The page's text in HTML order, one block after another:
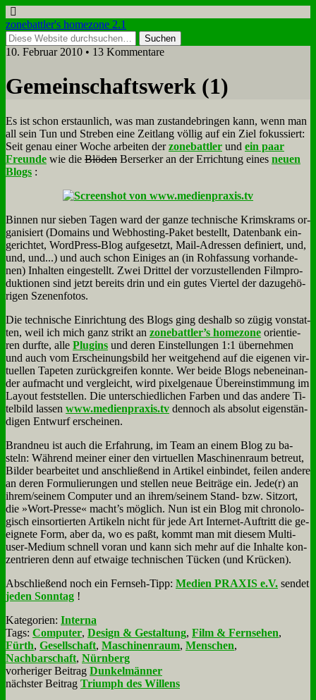
zonebattler's homezone 2.1
10. Februar 2010 • 13 Kommentare
Ge­mein­schafts­werk (1)
Es ist schon er­staun­lich, was man zu­stan­de­brin­gen kann, wenn man
all sein Tun und Stre­ben ei­ne Zeit­lang völ­lig auf ein Ziel fo­kus­siert:
Seit ge­nau ei­ner Wo­che ar­bei­ten derzone­batt­ler und ein paar
Freun­de wie die Blö­den Ber­ser­ker an der Er­rich­tung ei­nes neu­en
Blogs :
Bin­nen nur sie­ben Ta­gen ward der gan­ze tech­ni­sche Krims­krams or­
ga­ni­siert (Do­mains und Web­ho­sting-Pa­ket be­stellt, Da­ten­bank ein­
ge­rich­tet, Word­Press-Blog auf­ge­setzt, Mail-Adres­sen de­fi­niert, und,
und, und...) und auch schon Ei­ni­ges an (in Roh­fas­sung vor­han­de­
nen) In­hal­ten ein­ge­stellt. Zwei Drit­tel der vor­zu­stel­len­den Film­pro­
duk­tio­nen sind jetzt be­reits drin und ein gu­tes Vier­tel der da­zu­ge­hö­
ri­gen Sze­nen­fo­tos.
Die tech­ni­sche Ein­rich­tung des Blogs ging des­halb so zü­gig von­stat­
ten, weil ich mich ganz strikt an zonebattler’s ho­me­zo­ne ori­en­tie­
ren durf­te, al­le Plug­ins und de­ren Ein­stel­lun­gen 1:1 über­neh­men
und auch vom Er­schei­nungs­bild her weit­ge­hend auf die ei­ge­nen vir­
tu­el­len Ta­pe­ten zu­rück­grei­fen konn­te. Wer bei­de Blogs ne­ben­ein­an­
der auf­macht und ver­gleicht, wird pi­xel­ge­naue Über­ein­stim­mung im
Lay­out fest­stel­len. Die un­ter­schied­li­chen Far­ben und das an­de­re Ti­
tel­bild las­sen www.medienpraxis.tv den­noch als ab­so­lut ei­gen­stän­
di­gen Ent­wurf er­schei­nen.
Brand­neu ist auch die Er­fah­rung, im Team an ei­nem Blog zu ba­
steln: Wäh­rend mei­ner ei­ner den vir­tu­el­len Ma­schi­nen­raum be­treut,
Bil­der be­ar­bei­tet und an­schlie­ßend in Ar­ti­kel ein­bin­det, fei­len an­de­re
an de­ren For­mu­lie­run­gen und stel­len neue Bei­trä­ge ein. Jede(r) an
ihrem/seinem Com­pu­ter und an ihrem/seinem Stand- bzw. Sitz­ort,
die »Wort-Pres­se« macht’s mög­lich. Nun ist ein Blog mit chro­no­lo­
gisch ein­sor­tier­ten Ar­ti­keln nicht für je­de Art In­ter­net-Auf­tritt die ge­
eig­ne­te Form, aber da, wo es paßt, kommt man mit die­sem Mul­ti­
user-Me­di­um schnell vor­an und kann sich mehr auf die In­hal­te kon­
zen­trie­ren denn auf et­wa­ige tech­ni­schen Tücken (und Krücken).
Ab­schlie­ßend noch ein Fern­seh-Tipp: Me­di­en PRAXIS e.V. sen­det
je­den Sonn­tag !
Kategorien: Interna
Tags: Computer, Design & Gestaltung, Film & Fernsehen,
Fürth, Gesellschaft, Maschinenraum, Menschen,
Nachbarschaft, Nürnberg
vorheriger Beitrag Dunkelmänner
nächster Beitrag Triumph des Willens